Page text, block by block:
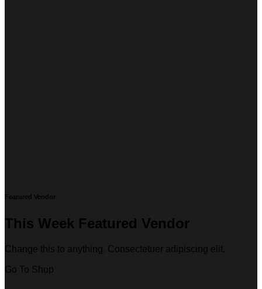
Featured Vendor
This Week Featured Vendor
Change this to anything. Consectetuer adipiscing elit.
Go To Shop